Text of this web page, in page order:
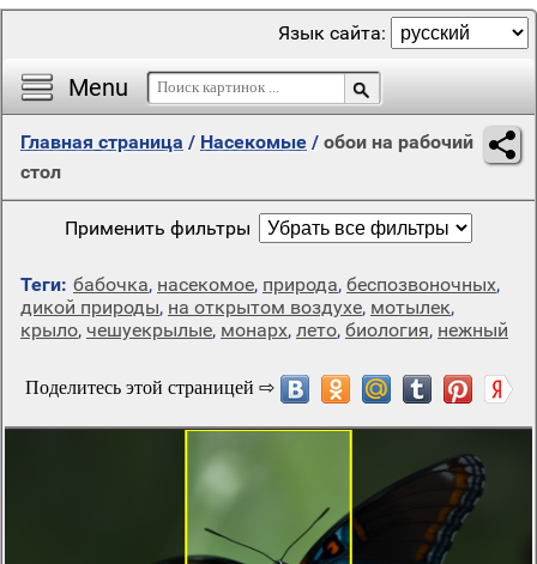
Menu
Язык сайта:
Главная страница / Насекомые / обои на рабочий
стол
Применить фильтры
Теги: бабочка, насекомое, природа, беспозвоночных,
дикой природы, на открытом воздухе, мотылек,
крыло, чешуекрылые, монарх, лето, биология, нежный